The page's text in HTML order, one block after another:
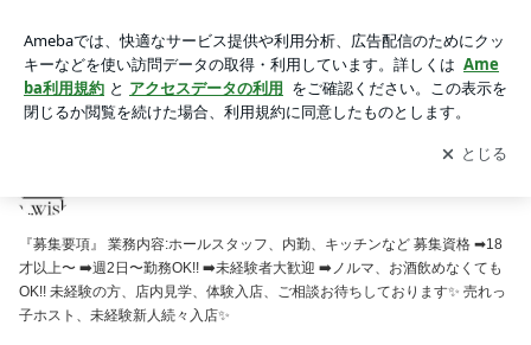
アプリをダウンロードして ブログの更新通知
を受け取りまし
ょう。
開く
『募集要項』 業務内容:ホールスタッフ、内勤、キッチンなど 募集資格 ➡18
才以上〜 ➡️週2日〜勤務OK!! ➡️未経験者大歓迎 ➡️ノルマ、お酒飲めなくても
OK!! 未経験の方、店内見学、体験入店、ご相談お待ちしております‍✨ 売れっ
子ホスト、未経験新人続々入店✨